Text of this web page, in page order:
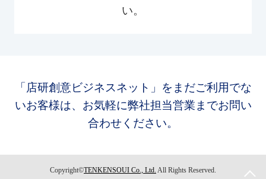
い。
「店研創意ビジネスネット」をまだご利用でな
いお客様は、お気軽に弊社担当営業までお問い
合わせください。
Copyright©TENKENSOUI Co., Ltd. All Rights Reserved.